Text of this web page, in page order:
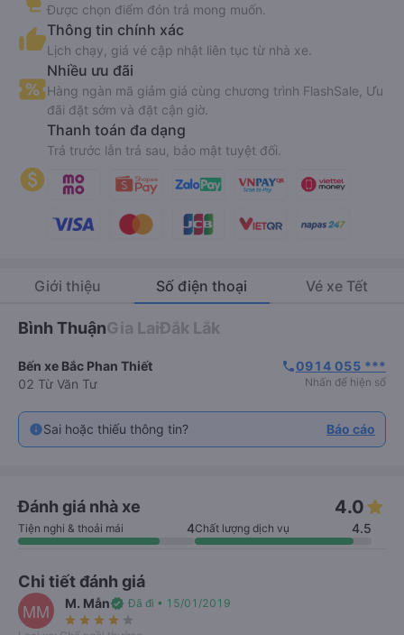
Được chọn điểm đón trả mong muốn.
Thông tin chính xác
Lịch chạy, giá vé cập nhật liên tục từ nhà xe.
Nhiều ưu đãi
Hàng ngàn mã giảm giá cùng chương trình FlashSale, Ưu
đãi đặt sớm và đặt cận giờ.
Thanh toán đa dạng
Trả trước lẫn trả sau, bảo mật tuyệt đối.
Giới thiệu Số điện thoại Vé xe Tết
Bình ThuậnGia LaiĐắk Lắk
Bến xe Bắc Phan Thiết
02 Từ Văn Tư
phone0914 055 ***
Nhấn để hiện số
Sai hoặc thiếu thông tin? Báo cáo
Đánh giá nhà xe 4.0
Tiện nghi & thoải mái 4Chất lượng dịch vụ 4.5
Chi tiết đánh giá
MM M. Mẫnverified Đã đi • 15/01/2019
star_rate star_rate star_rate star_rate star_rate